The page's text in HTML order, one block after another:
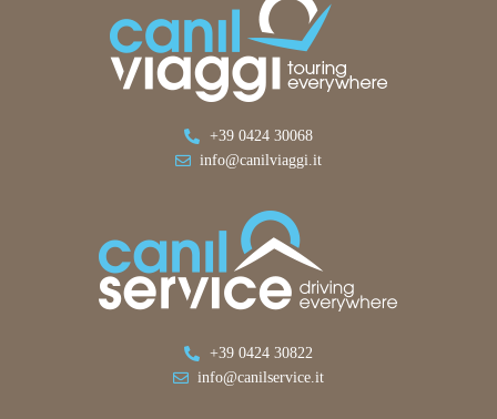
+39 0424 30068
info@canilviaggi.it
+39 0424 30822
info@canilservice.it